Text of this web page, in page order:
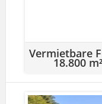
Vermietbare
18.800 m²